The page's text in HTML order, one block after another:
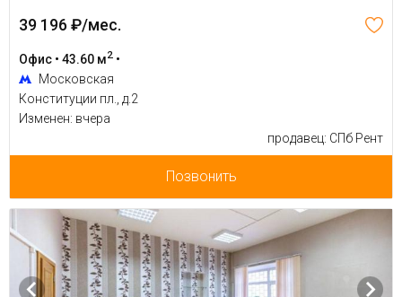
39 196 ₽/мес.
Офис • 43.60 м2 •
Московская
Конституции пл., д.2
Изменен: вчера
продавец: СПб Рент
Позвонить